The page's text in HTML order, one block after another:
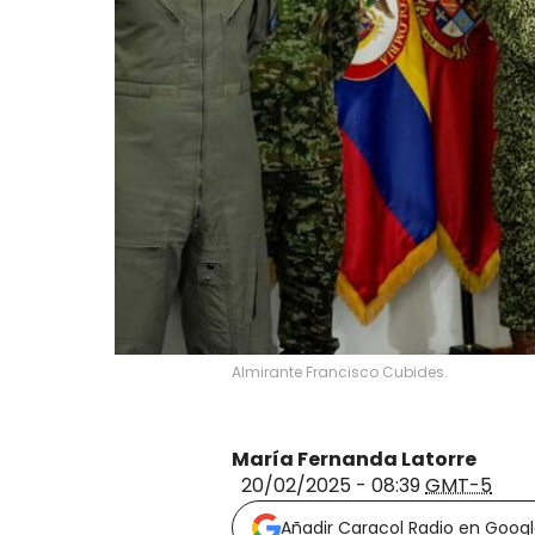
Almirante Francisco Cubides.
María Fernanda Latorre
20/02/2025 - 08:39GMT-5
Añadir Caracol Radio en